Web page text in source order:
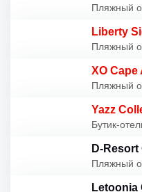
Пляжный
Liberty
Пляжный
XO Cape
Пляжный
Yazz
Бутик-
D-Resort
Пляжный
Letoonia